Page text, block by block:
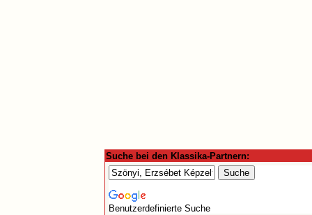
Suche bei den Klassika-Partnern:
Benutzerdefinierte Suche